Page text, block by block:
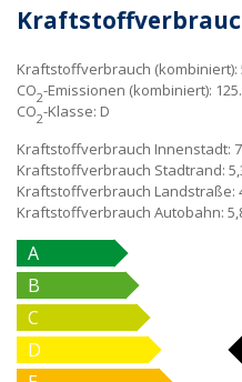
Kraftstoffverbrauch (kombiniert):
CO2-Emissionen (kombiniert):
CO2-Klasse: D
Kraftstoffverbrauch Innenstadt:
Kraftstoffverbrauch Stadtrand:
Kraftstoffverbrauch Landstraße:
Kraftstoffverbrauch Autobahn:
A
B
C
D